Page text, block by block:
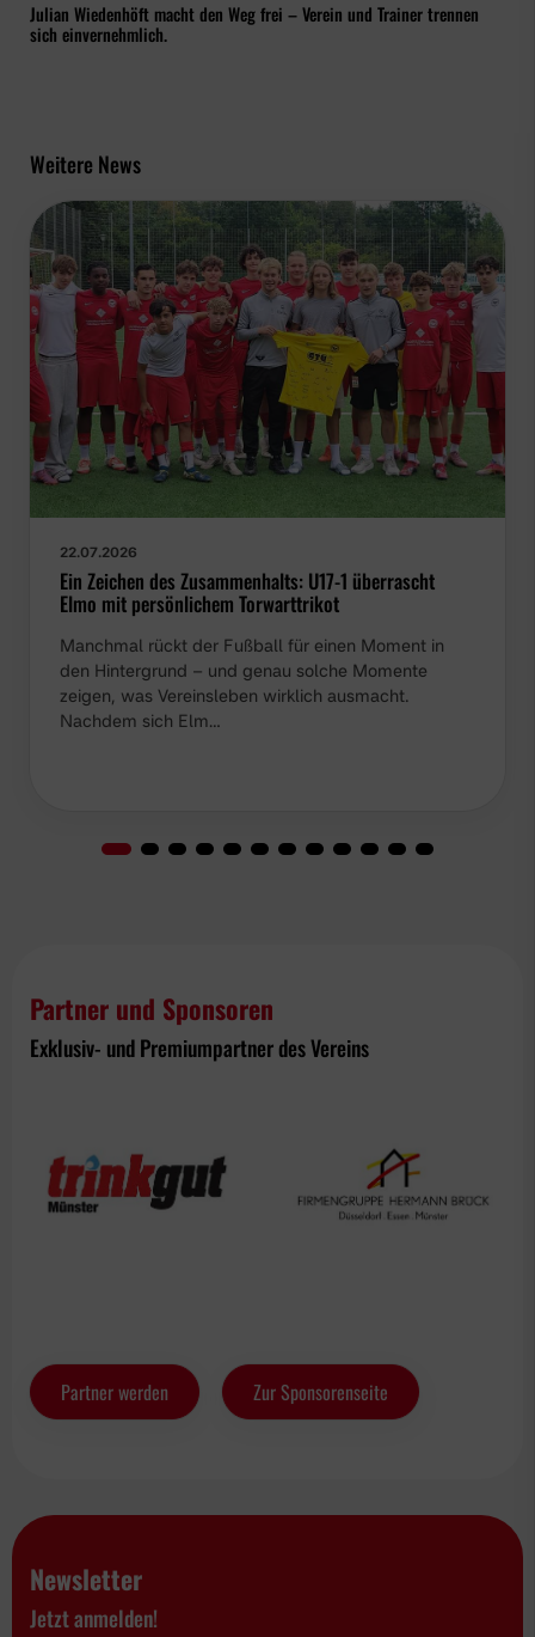
Julian Wiedenhöft macht den Weg frei – Verein und Trainer trennen
sich einvernehmlich.
Weitere News
22.07.2026
Ein Zeichen des Zusammenhalts: U17-1 überrascht
Elmo mit persönlichem Torwarttrikot
Manchmal rückt der Fußball für einen Moment in
den Hintergrund – und genau solche Momente
zeigen, was Vereinsleben wirklich ausmacht.
Nachdem sich Elm…
Partner und Sponsoren
Exklusiv- und Premiumpartner des Vereins
Partner werden Zur Sponsorenseite
Newsletter
Jetzt anmelden!